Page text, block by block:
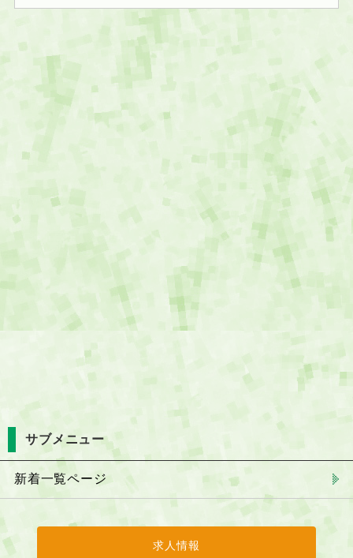
サブメニュー
新着一覧ページ
求人情報